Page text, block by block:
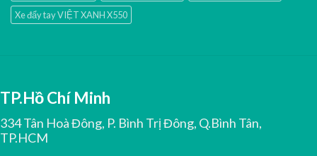
Xe đẩy tay VIỆT XANH X550
TP.Hồ Chí Minh
334 Tân Hoà Đông, P. Bình Trị Đông, Q.Bình Tân,
TP.HCM